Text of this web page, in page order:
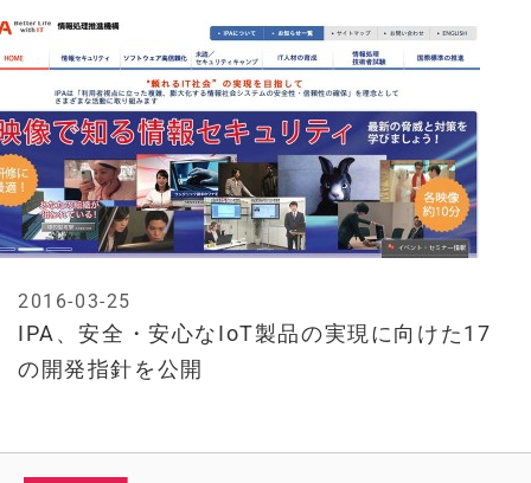
IPA、安全・安心なIoT製品の実現に向けた17
の開発指針を公開
2016-03-25